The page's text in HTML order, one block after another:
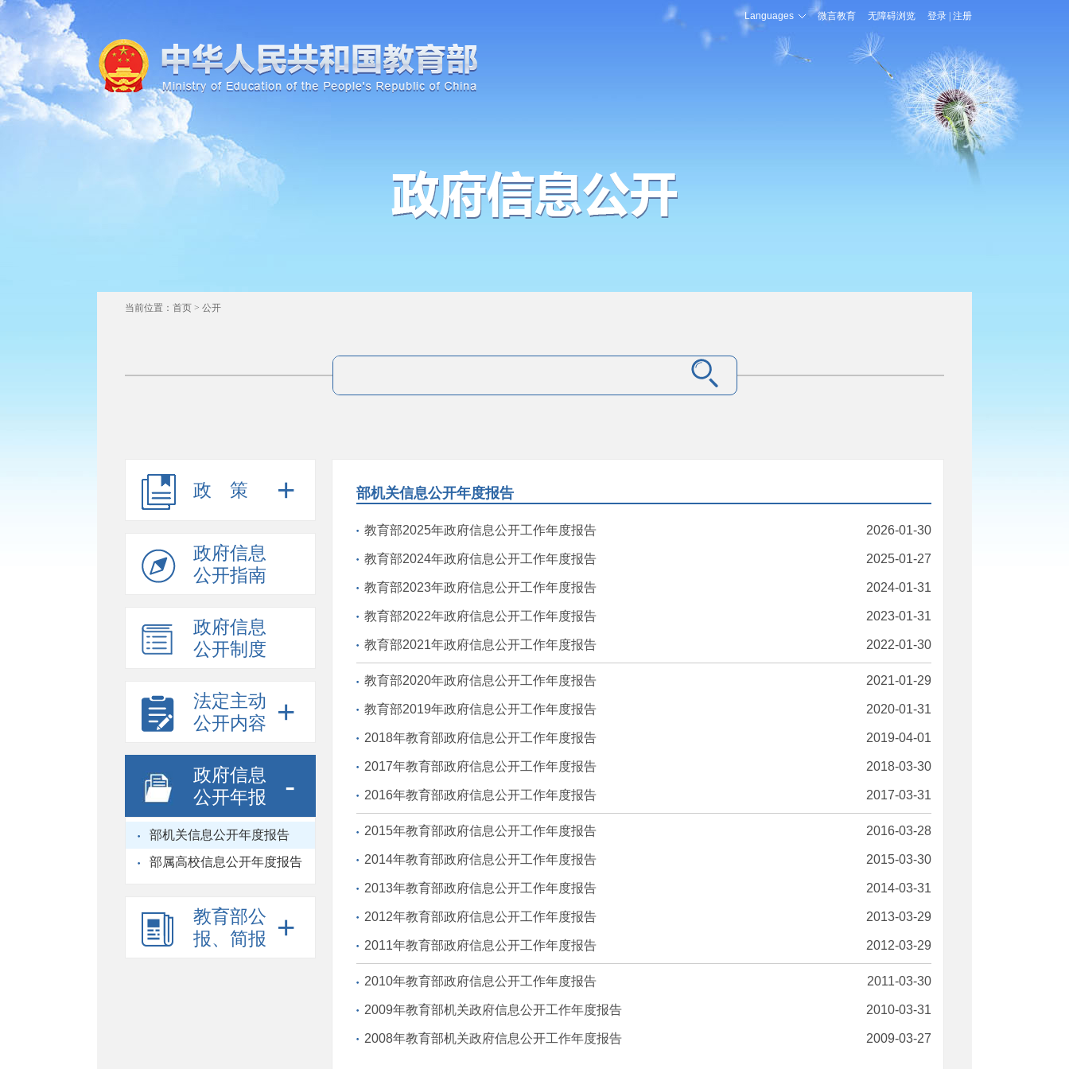
Languages 微言教育 无障碍浏览 登录 注册
当前位置： 首页 > 公开
政策
政府信息
公开指南
政府信息
公开制度
法定主动
公开内容
政府信息
公开年报
部机关信息公开年度报告
部属高校信息公开年度报告
教育部公
报、简报
部机关信息公开年度报告
2026-01-30
教育部2025年政府信息公开工作年度报告
2025-01-27
教育部2024年政府信息公开工作年度报告
2024-01-31
教育部2023年政府信息公开工作年度报告
2023-01-31
教育部2022年政府信息公开工作年度报告
2022-01-30
教育部2021年政府信息公开工作年度报告
2021-01-29
教育部2020年政府信息公开工作年度报告
2020-01-31
教育部2019年政府信息公开工作年度报告
2019-04-01
2018年教育部政府信息公开工作年度报告
2018-03-30
2017年教育部政府信息公开工作年度报告
2017-03-31
2016年教育部政府信息公开工作年度报告
2016-03-28
2015年教育部政府信息公开工作年度报告
2015-03-30
2014年教育部政府信息公开工作年度报告
2014-03-31
2013年教育部政府信息公开工作年度报告
2013-03-29
2012年教育部政府信息公开工作年度报告
2012-03-29
2011年教育部政府信息公开工作年度报告
2011-03-30
2010年教育部政府信息公开工作年度报告
2010-03-31
2009年教育部机关政府信息公开工作年度报告
2009-03-27
2008年教育部机关政府信息公开工作年度报告